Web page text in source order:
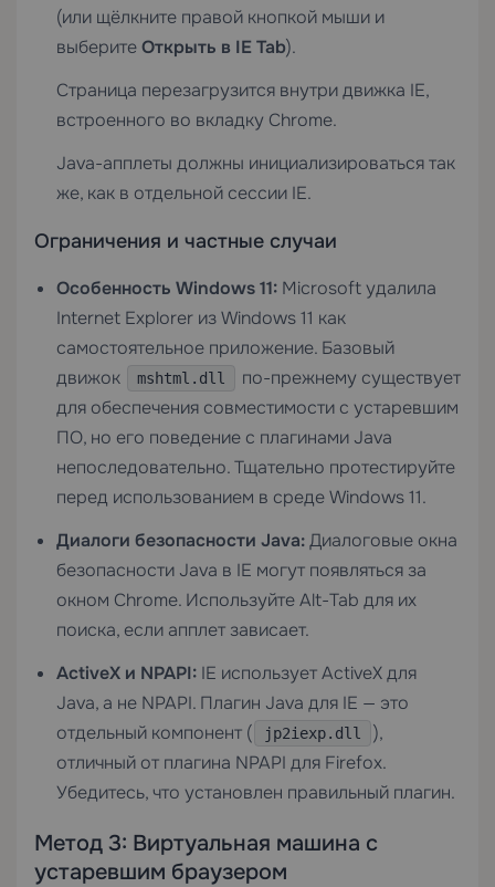
(или щёлкните правой кнопкой мыши и
выберитеОткрыть в IE Tab).
Страница перезагрузится внутри движка IE,
встроенного во вкладку Chrome.
Java-апплеты должны инициализироваться так
же, как в отдельной сессии IE.
Ограничения и частные случаи
Особенность Windows 11: Microsoft удалила
Internet Explorer из Windows 11 как
самостоятельное приложение. Базовый
движок
mshtml.dll
по-прежнему существует
для обеспечения совместимости с устаревшим
ПО, но его поведение с плагинами Java
непоследовательно. Тщательно протестируйте
перед использованием в среде Windows 11.
Диалоги безопасности Java:Диалоговые окна
безопасности Java в IE могут появляться за
окном Chrome. Используйте Alt-Tab для их
поиска, если апплет зависает.
ActiveX и NPAPI: IE использует ActiveX для
Java, а не NPAPI. Плагин Java для IE — это
отдельный компонент (
jp2iexp.dll
),
отличный от плагина NPAPI для Firefox.
Убедитесь, что установлен правильный плагин.
Метод 3: Виртуальная машина с
устаревшим браузером